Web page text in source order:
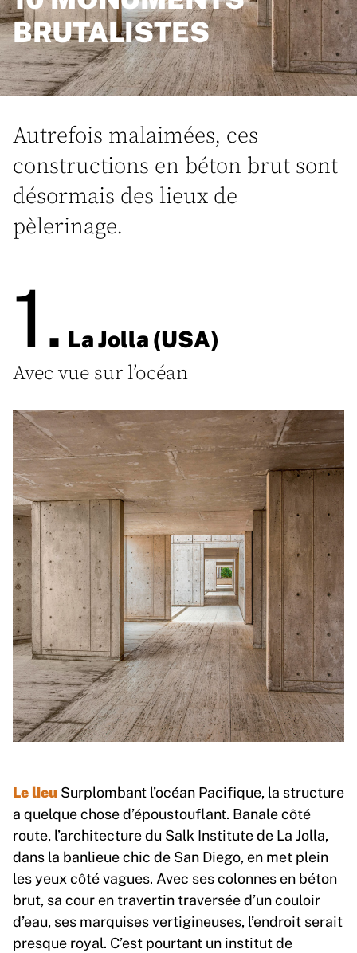
BRUTALISTES
Autrefois malaimées, ces
constructions en béton brut sont
désormais des lieux de
pèlerinage.
1. La Jolla (USA)
Avec vue sur l’océan
Le lieu Surplombant l’océan Pacifique, la structure
a quelque chose d’époustouflant. Banale côté
route, l’architecture du Salk Institute de La Jolla,
dans la banlieue chic de San Diego, en met plein
les yeux côté vagues. Avec ses colonnes en béton
brut, sa cour en travertin traversée d’un couloir
d’eau, ses marquises vertigineuses, l’endroit serait
presque royal. C’est pourtant un institut de